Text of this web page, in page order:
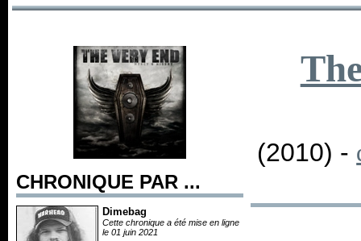
CHRONIQUE PAR ...
Dimebag
Cette chronique a été mise en ligne
le 01 juin 2021
(2010) -